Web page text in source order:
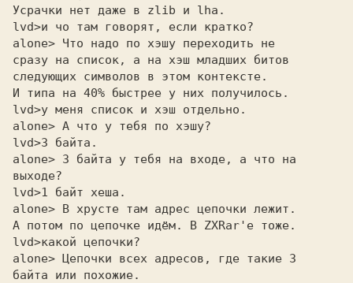
Усрачки нет даже в zlib и lha.
lvd>
alone> Что надо по хэшу переходить не
сразу на список, а на хэш младших битов
следующих символов в этом контексте.
И типа на 40% быстрее у них получилось.
lvd>
alone> А что у тебя по хэшу?
lvd>
alone> 3 байта у тебя на входе, а что на
выходе?
lvd>
alone> В хрусте там адрес цепочки лежит.
А потом по цепочке идём. В ZXRar'е тоже.
lvd>
alone> Цепочки всех адресов, где такие 3
байта или похожие.